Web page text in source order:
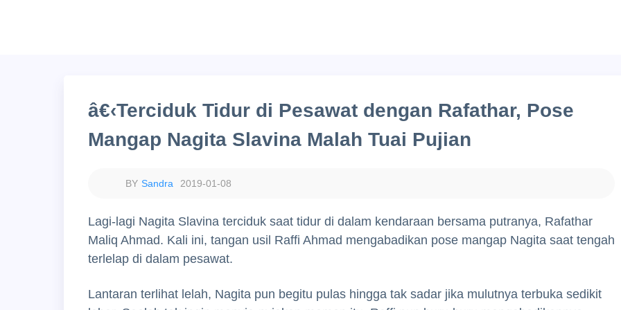
â€‹Terciduk Tidur di Pesawat dengan Rafathar, Pose
Mangap Nagita Slavina Malah Tuai Pujian
Sandra 2019-01-08
Lagi-lagi Nagita Slavina terciduk saat tidur di dalam kendaraan bersama putranya, Rafathar
Maliq Ahmad. Kali ini, tangan usil Raffi Ahmad mengabadikan pose mangap Nagita saat tengah
terlelap di dalam pesawat.
Lantaran terlihat lelah, Nagita pun begitu pulas hingga tak sadar jika mulutnya terbuka sedikit